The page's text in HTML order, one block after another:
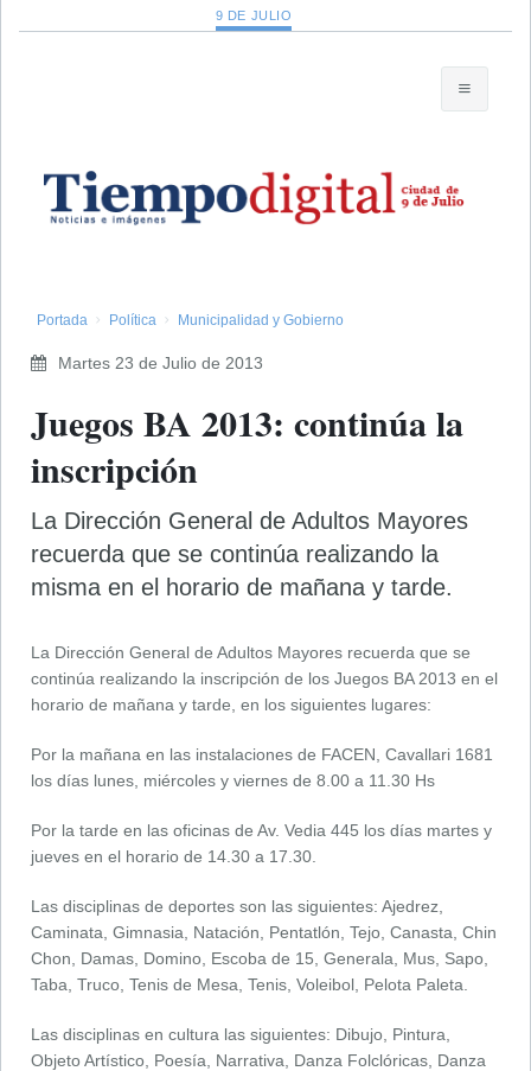
9 DE JULIO
Portada Política Municipalidad y Gobierno
Martes 23 de Julio de 2013
Juegos BA 2013: continúa la
inscripción
La Dirección General de Adultos Mayores
recuerda que se continúa realizando la
misma en el horario de mañana y tarde.
La Dirección General de Adultos Mayores recuerda que se
continúa realizando la inscripción de los Juegos BA 2013 en el
horario de mañana y tarde, en los siguientes lugares:
Por la mañana en las instalaciones de FACEN, Cavallari 1681
los días lunes, miércoles y viernes de 8.00 a 11.30 Hs
Por la tarde en las oficinas de Av. Vedia 445 los días martes y
jueves en el horario de 14.30 a 17.30.
Las disciplinas de deportes son las siguientes: Ajedrez,
Caminata, Gimnasia, Natación, Pentatlón, Tejo, Canasta, Chin
Chon, Damas, Domino, Escoba de 15, Generala, Mus, Sapo,
Taba, Truco, Tenis de Mesa, Tenis, Voleibol, Pelota Paleta.
Las disciplinas en cultura las siguientes: Dibujo, Pintura,
Objeto Artístico, Poesía, Narrativa, Danza Folclóricas, Danza